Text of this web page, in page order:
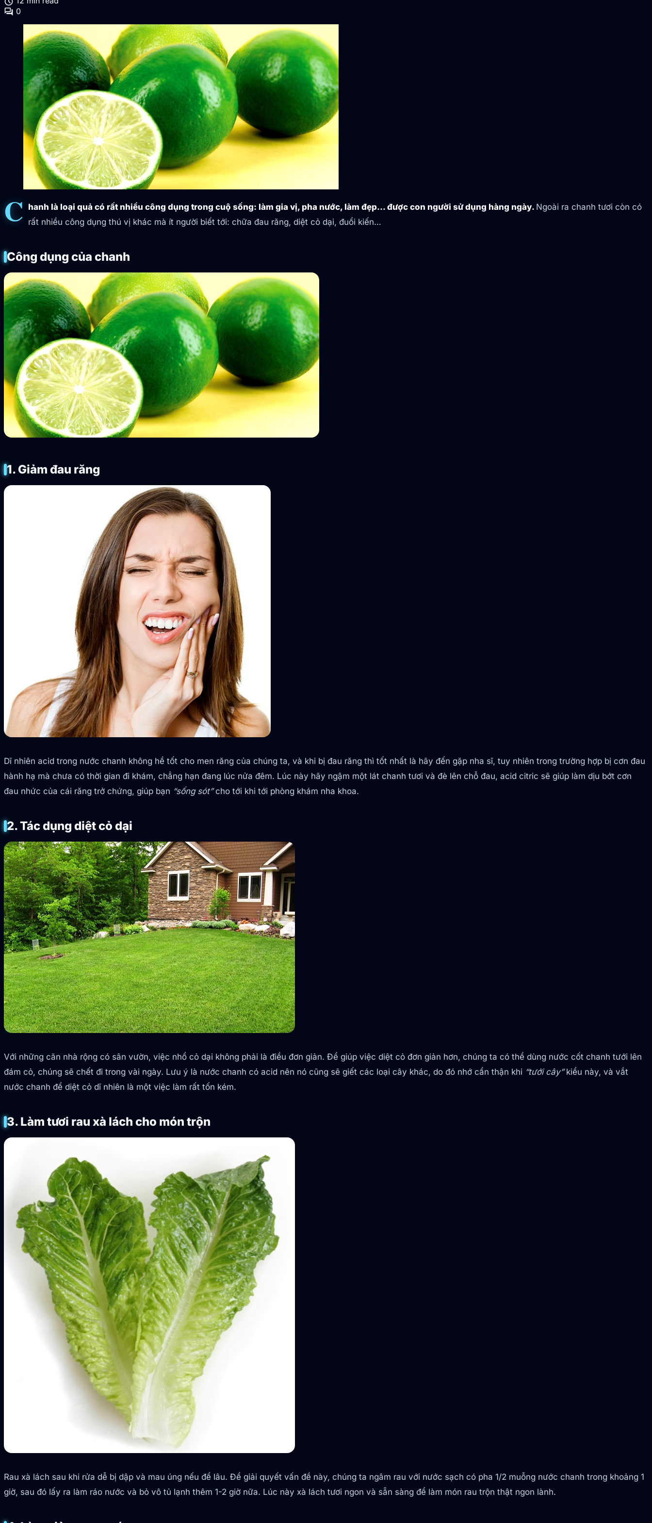
forum 0
C hanh là loại quả có rất nhiều công dụng trong cuộ sống: làm gia vị, pha nước, làm đẹp… được con người sử dụng hàng ngày. Ngoài ra chanh tươi còn có
rất nhiều công dụng thú vị khác mà ít người biết tới: chữa đau răng, diệt cỏ dại, đuổi kiến…
Công dụng của chanh
1. Giảm đau răng
Dĩ nhiên acid trong nước chanh không hề tốt cho men răng của chúng ta, và khi bị đau răng thì tốt nhất là hãy đến gặp nha sĩ, tuy nhiên trong trường hợp bị cơn đau
hành hạ mà chưa có thời gian đi khám, chẳng hạn đang lúc nửa đêm. Lúc này hãy ngậm một lát chanh tươi và đè lên chỗ đau, acid citric sẽ giúp làm dịu bớt cơn
đau nhức của cái răng trở chứng, giúp bạn “sống sót”cho tới khi tới phòng khám nha khoa.
2. Tác dụng diệt cỏ dại
Với những căn nhà rộng có sân vườn, việc nhổ cỏ dại không phải là điều đơn giản. Để giúp việc diệt cỏ đơn giản hơn, chúng ta có thể dùng nước cốt chanh tưới lên
đám cỏ, chúng sẽ chết đi trong vài ngày. Lưu ý là nước chanh có acid nên nó cũng sẽ giết các loại cây khác, do đó nhớ cẩn thận khi “tưới cây”kiểu này, và vắt
nước chanh để diệt cỏ dĩ nhiên là một việc làm rất tốn kém.
3. Làm tươi rau xà lách cho món trộn
Rau xà lách sau khi rửa dễ bị dập và mau úng nếu để lâu. Để giải quyết vấn đề này, chúng ta ngâm rau với nước sạch có pha 1/2 muỗng nước chanh trong khoảng 1
giờ, sau đó lấy ra làm ráo nước và bỏ vô tủ lạnh thêm 1-2 giờ nữa. Lúc này xà lách tươi ngon và sẵn sàng để làm món rau trộn thật ngon lành.